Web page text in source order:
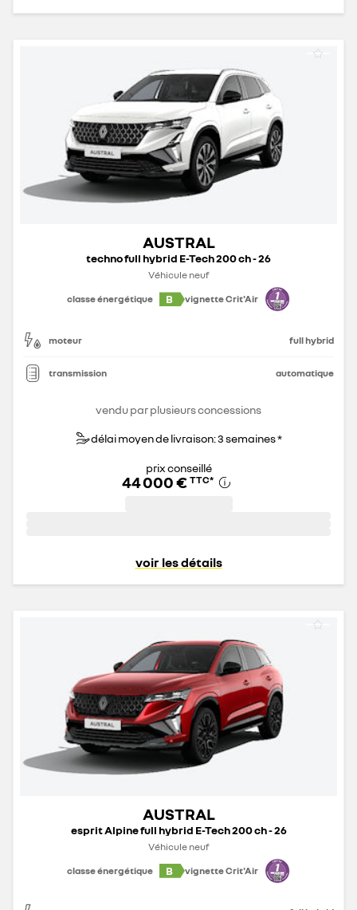
AUSTRAL
techno full hybrid E-Tech 200 ch - 26
Véhicule neuf
classe énergétique
B vignette Crit'Air
moteur full hybrid
transmission automatique
vendu par plusieurs concessions
délai moyen de livraison: 3 semaines *
prix conseillé
44 000 € TTC*
voir les détails
AUSTRAL
esprit Alpine full hybrid E-Tech 200 ch - 26
Véhicule neuf
classe énergétique
B vignette Crit'Air